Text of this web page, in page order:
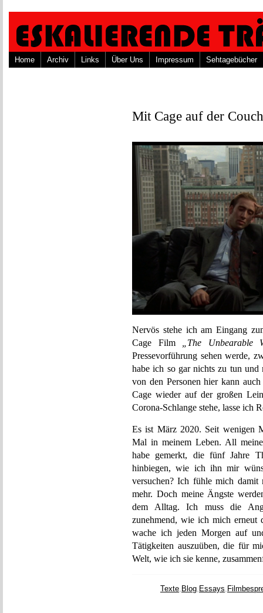
Home Archiv Links Über Uns Impressum Sehtagebücher
Mit Cage auf der Couch
Nervös stehe ich am Eingang
Cage Film
„The Unbearable
Pressevorführung sehen werde,
habe ich so gar nichts zu tun
von den Personen hier kann
Cage wieder auf der großen
Corona-Schlange stehe, lasse ich
Es ist März 2020. Seit wenigen
Mal in meinem Leben. All
habe gemerkt, die fünf Jahre
hinbiegen, wie ich ihn mir
versuchen? Ich fühle mich
mehr. Doch meine Ängste
dem Alltag. Ich muss die
zunehmend, wie ich mich erneut
wache ich jeden Morgen auf
Tätigkeiten auszuüben, die für
Welt, wie ich sie kenne,
Texte, Blog, Essays,